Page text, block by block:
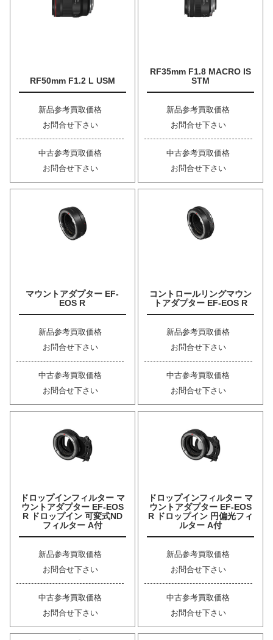
RF50mm F1.2 L USM
新品参考買取価格
お問合せ下さい
中古参考買取価格
お問合せ下さい
RF35mm F1.8 MACRO IS
STM
新品参考買取価格
お問合せ下さい
中古参考買取価格
お問合せ下さい
マウントアダプター EF-
EOS R
新品参考買取価格
お問合せ下さい
中古参考買取価格
お問合せ下さい
コントロールリングマウン
トアダプター EF-EOS R
新品参考買取価格
お問合せ下さい
中古参考買取価格
お問合せ下さい
ドロップインフィルター マ
ウントアダプター EF-EOS
R ドロップイン 可変式ND
フィルター A付
新品参考買取価格
お問合せ下さい
中古参考買取価格
お問合せ下さい
ドロップインフィルター マ
ウントアダプター EF-EOS
R ドロップイン 円偏光フィ
ルター A付
新品参考買取価格
お問合せ下さい
中古参考買取価格
お問合せ下さい